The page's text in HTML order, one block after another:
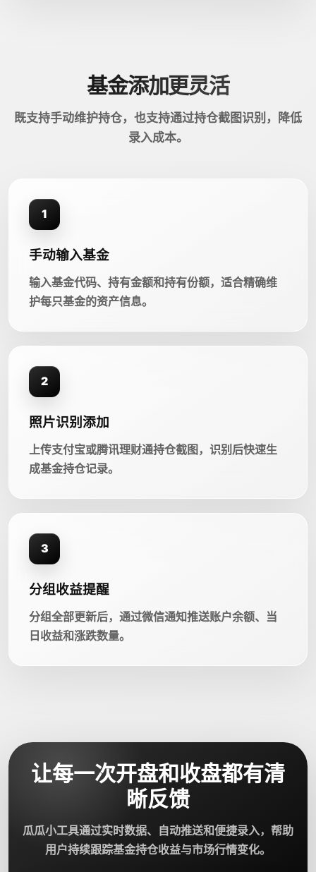
基金添加更灵活
既支持手动维护持仓，也支持通过持仓截图识别，降低
录入成本。
1
手动输入基金
输入基金代码、持有金额和持有份额，适合精确维
护每只基金的资产信息。
2
照片识别添加
上传支付宝或腾讯理财通持仓截图，识别后快速生
成基金持仓记录。
3
分组收益提醒
分组全部更新后，通过微信通知推送账户余额、当
日收益和涨跌数量。
让每一次开盘和收盘都有清
晰反馈
瓜瓜小工具通过实时数据、自动推送和便捷录入，帮助
用户持续跟踪基金持仓收益与市场行情变化。